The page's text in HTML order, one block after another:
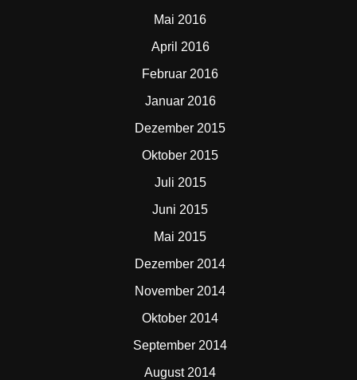
Mai 2016
April 2016
Februar 2016
Januar 2016
Dezember 2015
Oktober 2015
Juli 2015
Juni 2015
Mai 2015
Dezember 2014
November 2014
Oktober 2014
September 2014
August 2014